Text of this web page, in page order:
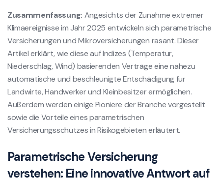
Zusammenfassung: Angesichts der Zunahme extremer
Klimaereignisse im Jahr 2025 entwickeln sich parametrische
Versicherungen und Mikroversicherungen rasant. Dieser
Artikel erklärt, wie diese auf Indizes (Temperatur,
Niederschlag, Wind) basierenden Verträge eine nahezu
automatische und beschleunigte Entschädigung für
Landwirte, Handwerker und Kleinbesitzer ermöglichen.
Außerdem werden einige Pioniere der Branche vorgestellt
sowie die Vorteile eines parametrischen
Versicherungsschutzes in Risikogebieten erläutert.
Parametrische Versicherung
verstehen: Eine innovative Antwort auf